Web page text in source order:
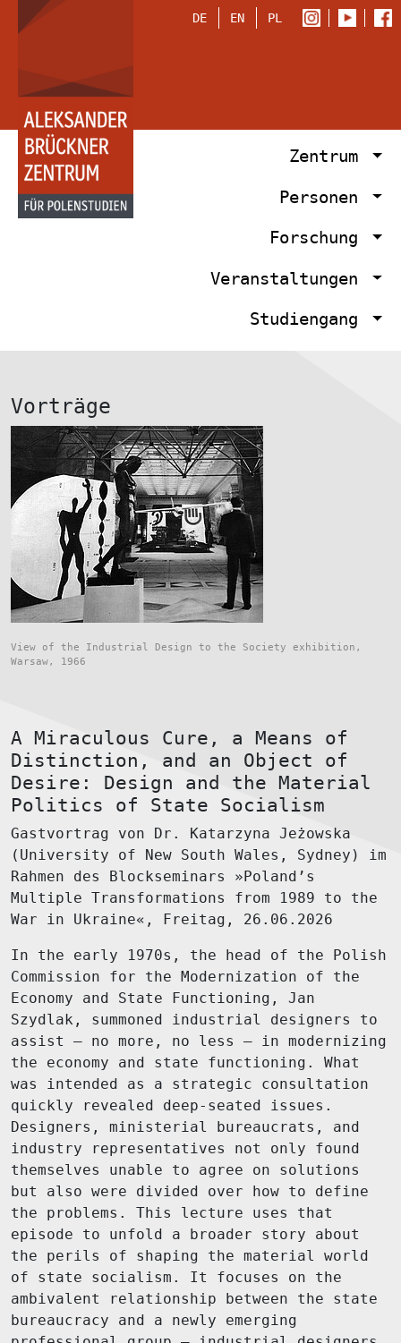
DE EN PL
Zentrum
Personen
Forschung
Veranstaltungen
Studiengang
Vorträge
View of the Industrial Design to the Society exhibition,
Warsaw, 1966
A Miraculous Cure, a Means of
Distinction, and an Object of
Desire: Design and the Material
Politics of State Socialism
Gastvortrag von Dr. Katarzyna Jeżowska
(University of New South Wales, Sydney) im
Rahmen des Blockseminars »Poland’s
Multiple Transformations from 1989 to the
War in Ukraine«, Freitag, 26.06.2026
In the early 1970s, the head of the Polish
Commission for the Modernization of the
Economy and State Functioning, Jan
Szydlak, summoned industrial designers to
assist – no more, no less – in modernizing
the economy and state functioning. What
was intended as a strategic consultation
quickly revealed deep-seated issues.
Designers, ministerial bureaucrats, and
industry representatives not only found
themselves unable to agree on solutions
but also were divided over how to define
the problems. This lecture uses that
episode to unfold a broader story about
the perils of shaping the material world
of state socialism. It focuses on the
ambivalent relationship between the state
bureaucracy and a newly emerging